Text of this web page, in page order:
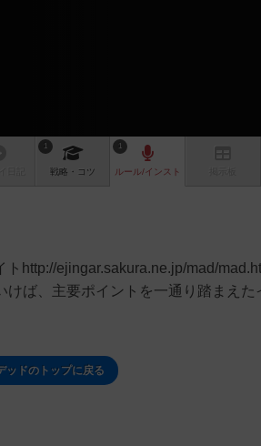
1
戦略 ・コツ
1
ルール/インスト
http://ejingar.sakura.ne.jp/mad/
ば、主要ポイントを一通り踏まえた
ッドのトップに戻る